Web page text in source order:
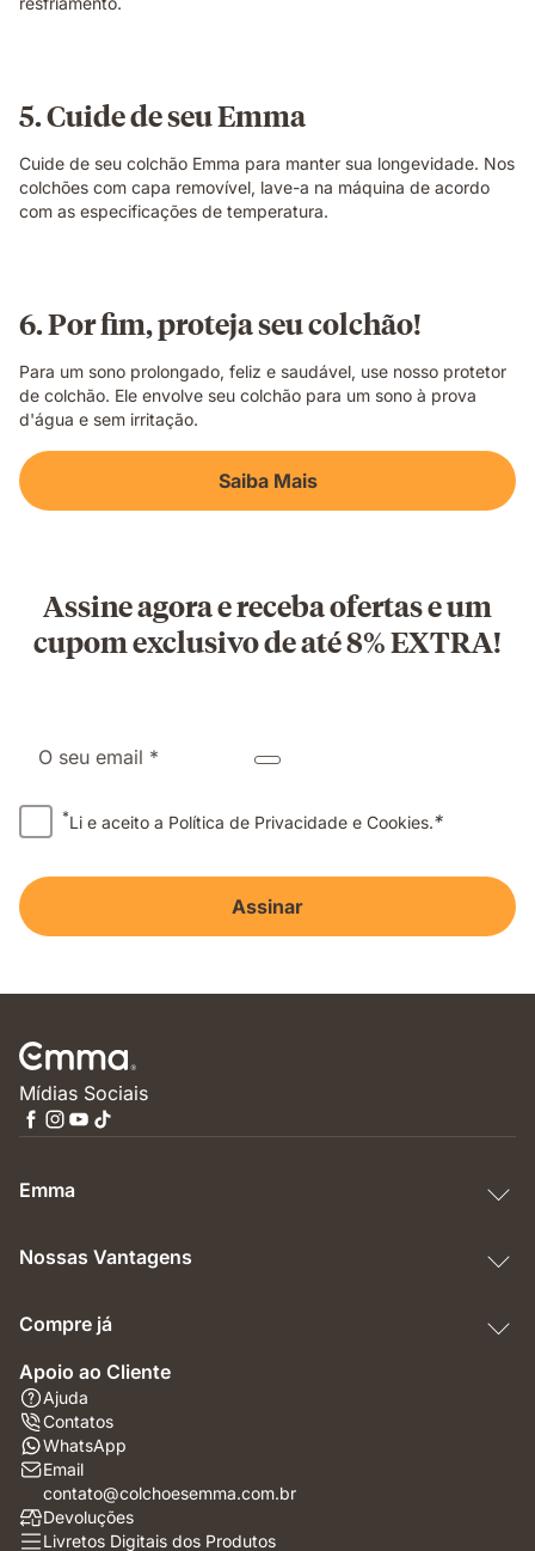
5. Cuide de seu Emma
Cuide de seu colchão Emma para manter sua longevidade. Nos
colchões com capa removível, lave-a na máquina de acordo
com as especificações de temperatura.
6. Por fim, proteja seu colchão!
Para um sono prolongado, feliz e saudável, use nosso protetor
de colchão. Ele envolve seu colchão para um sono à prova
d'água e sem irritação.
Saiba Mais
Assine agora e receba ofertas e um
cupom exclusivo de até 8% EXTRA!
O seu email *
*Li e aceito a Política de Privacidade e Cookies.*
Assinar
Mídias Sociais
Emma
Nossas Vantagens
Compre já
Apoio ao Cliente
Ajuda
Contatos
WhatsApp
Email
contato@colchoesemma.com.br
Devoluções
Livretos Digitais dos Produtos